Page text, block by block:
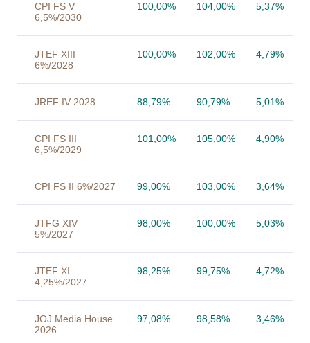
CPI FS V
6,5%/2030
100,00% 104,00% 5,37%
JTEF XIII
6%/2028
100,00% 102,00% 4,79%
JREF IV 2028 88,79% 90,79% 5,01%
CPI FS III
6,5%/2029
101,00% 105,00% 4,90%
CPI FS II 6%/2027 99,00% 103,00% 3,64%
JTFG XIV
5%/2027
98,00% 100,00% 5,03%
JTEF XI
4,25%/2027
98,25% 99,75% 4,72%
JOJ Media House
2026
97,08% 98,58% 3,46%